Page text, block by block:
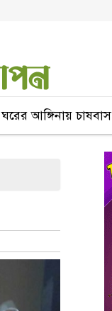
ঘরের আঙ্গিনায় চাষবাস